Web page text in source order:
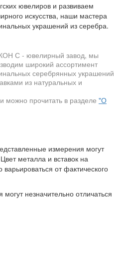
ювелиров и развиваем
искусства, наши мастера
украшений из серебра.
С - ювелирный завод, мы
широкий ассортимент
серебрянных украшений
из натуральных и
можно прочитать в разделе "О
измерения могут
металла и вставок на
от фактического
незначительно отличаться